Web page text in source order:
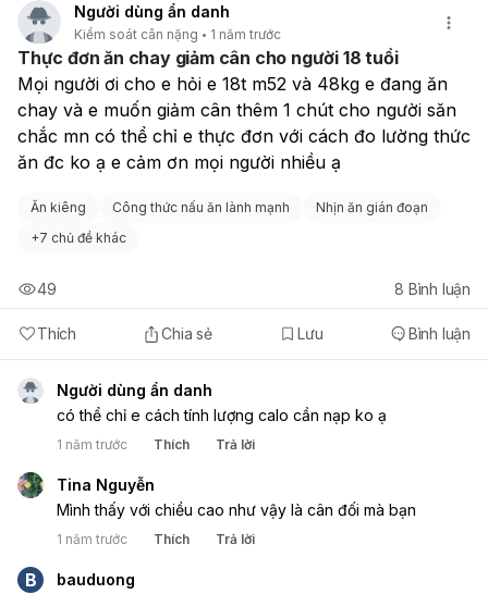
Người dùng ẩn danh
Kiểm soát cân nặng 1 năm trước
Thực đơn ăn chay giảm cân cho người 18 tuổi
Mọi người ơi cho e hỏi e 18t m52 và 48kg e đang ăn
chay và e muốn giảm cân thêm 1 chút cho người săn
chắc mn có thể chỉ e thực đơn với cách đo lường thức
ăn đc ko ạ e cảm ơn mọi người nhiều ạ
Ăn kiêng Công thức nấu ăn lành mạnh
Nhịn ăn gián đoạn
+7 chủ đề khác
Thích Chia sẻ Lưu Bình luận
49 8 Bình luận
Người dùng ẩn danh
có thể chỉ e cách tính lượng calo cần nạp ko ạ
1 năm trước Thích Trả lời
Tina Nguyễn
Mình thấy với chiều cao như vậy là cân đối mà bạn
1 năm trước Thích Trả lời
B
bauduong